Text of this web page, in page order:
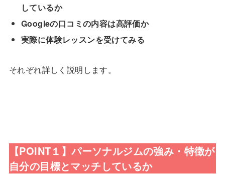
しているか
Googleの口コミの内容は高評価か
実際に体験レッスンを受けてみる
それぞれ詳しく説明します。
【POINT１】パーソナルジムの強み・特徴が
自分の目標とマッチしているか